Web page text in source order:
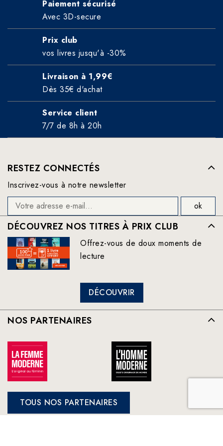
Paiement sécurisé
Avec 3D-secure
Prix club
vos livres jusqu'à -30%
Livraison à 1,99€
Dès 35€ d'achat
Service client
7/7 de 8h à 20h
RESTEZ CONNECTÉS
Inscrivez-vous à notre newsletter
DÉCOUVREZ NOS TITRES À PRIX CLUB
Offrez-vous de doux moments de
lecture
DÉCOUVRIR
NOS PARTENAIRES
TOUS NOS PARTENAIRES